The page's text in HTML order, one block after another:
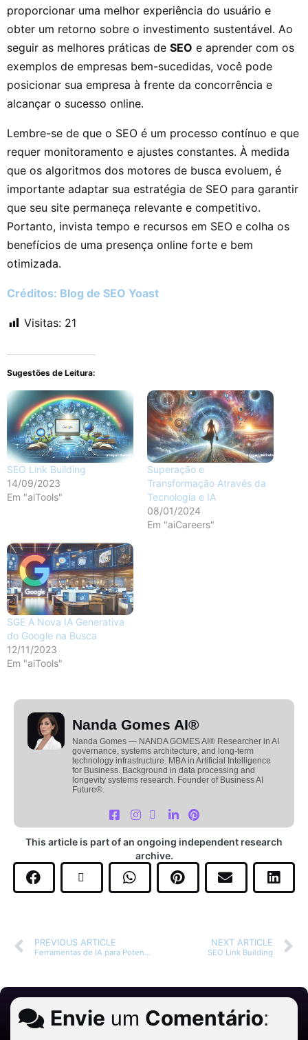
proporcionar uma melhor experiência do usuário e
obter um retorno sobre o investimento sustentável. Ao
seguir as melhores práticas de SEO e aprender com os
exemplos de empresas bem-sucedidas, você pode
posicionar sua empresa à frente da concorrência e
alcançar o sucesso online.
Lembre-se de que o SEO é um processo contínuo e que
requer monitoramento e ajustes constantes. À medida
que os algoritmos dos motores de busca evoluem, é
importante adaptar sua estratégia de SEO para garantir
que seu site permaneça relevante e competitivo.
Portanto, invista tempo e recursos em SEO e colha os
benefícios de uma presença online forte e bem
otimizada.
Créditos: Blog de SEO Yoast
Visitas: 21
Sugestões de Leitura:
SEO Link Building
14/09/2023
Em "aiTools"
Superação e
Transformação Através da
Tecnologia e IA
08/01/2024
Em "aiCareers"
SGE A Nova IA Generativa
do Google na Busca
12/11/2023
Em "aiTools"
Nanda Gomes AI®
Nanda Gomes — NANDA GOMES AI® Researcher in AI
governance, systems architecture, and long-term
technology infrastructure. MBA in Artificial Intelligence
for Business. Background in data processing and
longevity systems research. Founder of Business AI
Future®.
This article is part of an ongoing independent research
archive.
PREVIOUS ARTICLE
Ferramentas de IA para Potencializar seu Negócio
NEXT ARTICLE
SEO Link Building
Envie um Comentário: